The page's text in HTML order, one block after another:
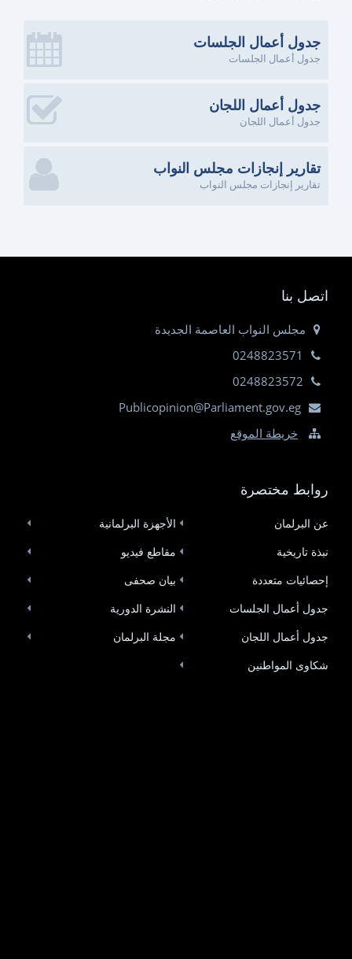
جدول أعمال الجلسات
جدول أعمال الجلسات
جدول أعمال اللجان
جدول أعمال اللجان
تقارير إنجازات مجلس النواب
تقارير إنجازات مجلس النواب
اتصل بنا
مجلس النواب العاصمة الجديدة
0248823571
0248823572
Publicopinion@Parliament.gov.eg
خريطة الموقع
روابط مختصرة
عن البرلمان
نبذة تاريخية
إحصائيات متعددة
جدول أعمال الجلسات
جدول أعمال اللجان
شكاوى المواطنين
الأجهزة البرلمانية
مقاطع فيديو
بيان صحفى
النشرة الدورية
مجلة البرلمان